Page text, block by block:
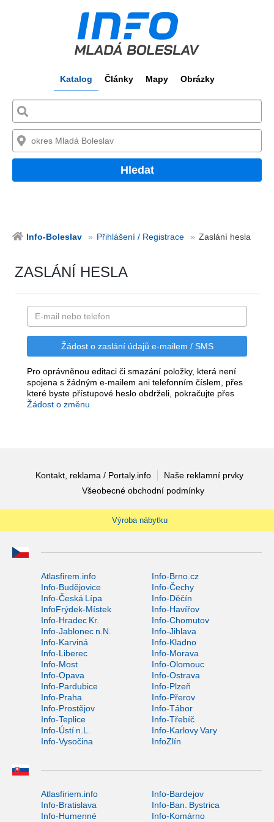
Katalog Články Mapy Obrázky
Hledat
Info-Boleslav Přihlášení / Registrace Zaslání hesla
ZASLÁNÍ HESLA
Pro oprávněnou editaci či smazání položky, která není
spojena s žádným e-mailem ani telefonním číslem, přes
které byste přístupové heslo obdrželi, pokračujte přes
Žádost o změnu
Kontakt, reklama / Portaly.info
Naše reklamní prvky
Všeobecné obchodní podmínky
Výroba nábytku
Atlasfirem.info
Info-Brno.cz
Info-Budějovice
Info-Čechy
Info-Česká Lípa
Info-Děčín
InfoFrýdek-Místek
Info-Havířov
Info-Hradec Kr.
Info-Chomutov
Info-Jablonec n.N.
Info-Jihlava
Info-Karviná
Info-Kladno
Info-Liberec
Info-Morava
Info-Most
Info-Olomouc
Info-Opava
Info-Ostrava
Info-Pardubice
Info-Plzeň
Info-Praha
Info-Přerov
Info-Prostějov
Info-Tábor
Info-Teplice
Info-Třebíč
Info-Ústí n.L.
Info-Karlovy Vary
Info-Vysočina
InfoZlín
Atlasfiriem.info
Info-Bardejov
Info-Bratislava
Info-Ban. Bystrica
Info-Humenné
Info-Komárno